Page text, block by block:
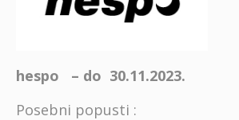
hespo – do 30.11.2023.
Posebni popusti :